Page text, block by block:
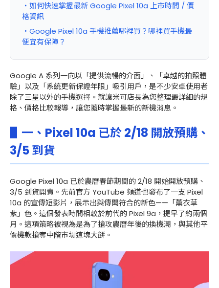
・如何快速掌握最新 Google Pixel 10a 上市時間 / 價
格資訊
・Google Pixel 10a 手機推薦哪裡買？哪裡買手機最
便宜有保障？
Google A 系列一向以「提供流暢的介面」、「卓越的拍照體
驗」以及「系統更新保證年限」吸引用戶，是不少安卓使用者
除了三星以外的手機選擇。就讓米可店長為您整理最詳細的規
格、價格比較報導，讓您隨時掌握最新的新機消息。
▋一、Pixel 10a 已於 2/18 開放預購、
3/5 到貨
Google Pixel 10a 已於農曆春節期間的 2/18 開始開放預購、
3/5 到貨開賣。先前官方 YouTube 頻道也發布了一支 Pixel
10a 的宣傳短影片，展示出與傳聞符合的新色——「薰衣草
紫」色。這個發表時間相較於前代的 Pixel 9a，提早了約兩個
月。這項策略被視為是為了搶攻農曆年後的換機潮，與其他平
價機款搶奪中階市場這塊大餅。